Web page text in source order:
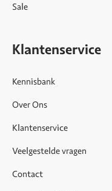
Sale
Klantenservice
Kennisbank
Over Ons
Klantenservice
Veelgestelde vragen
Contact